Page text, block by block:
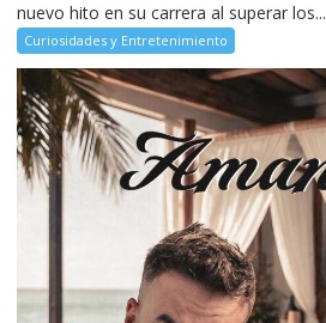
nuevo hito en su carrera al superar los...
Curiosidades y Entretenimiento